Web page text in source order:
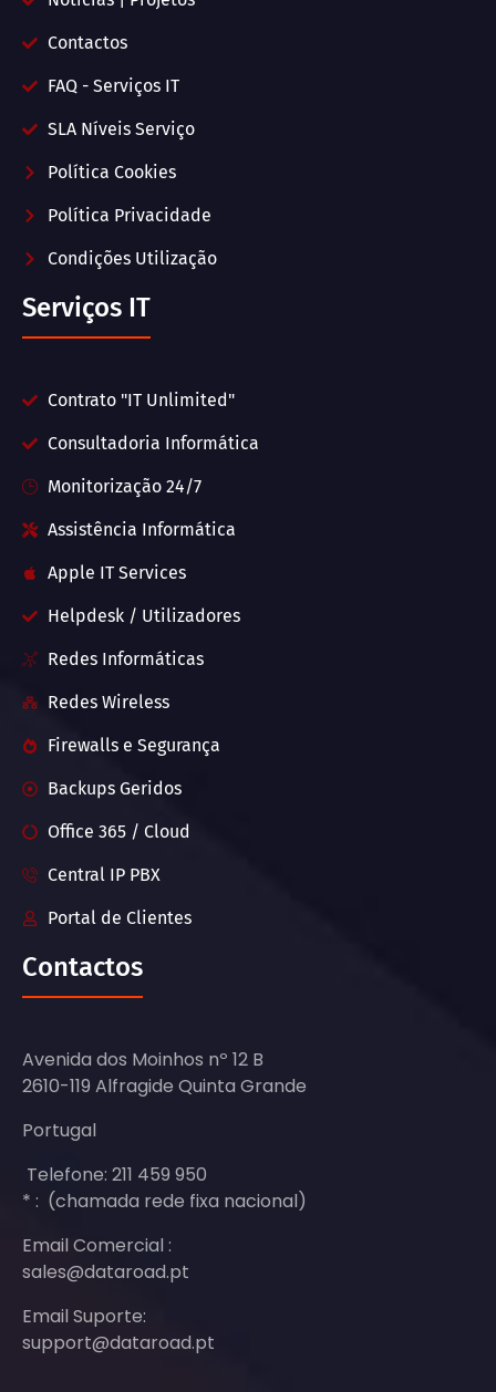
Contactos
FAQ - Serviços IT
SLA Níveis Serviço
Política Cookies
Política Privacidade
Condições Utilização
Serviços IT
Contrato "IT Unlimited"
Consultadoria Informática
Monitorização 24/7
Assistência Informática
Apple IT Services
Helpdesk / Utilizadores
Redes Informáticas
Redes Wireless
Firewalls e Segurança
Backups Geridos
Office 365 / Cloud
Central IP PBX
Portal de Clientes
Contactos
Avenida dos Moinhos nº 12 B
2610-119 Alfragide Quinta Grande
Portugal
Telefone: 211 459 950
* : (chamada rede fixa nacional)
Email Comercial :
sales@dataroad.pt
Email Suporte:
support@dataroad.pt